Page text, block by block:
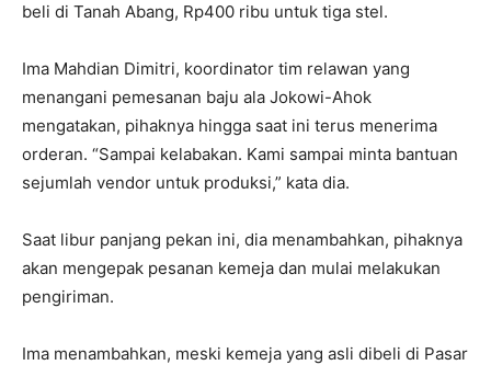
beli di Tanah Abang, Rp400 ribu untuk tiga stel.
Ima Mahdian Dimitri, koordinator tim relawan yang
menangani pemesanan baju ala Jokowi-Ahok
mengatakan, pihaknya hingga saat ini terus menerima
orderan. “Sampai kelabakan. Kami sampai minta bantuan
sejumlah vendor untuk produksi,” kata dia.
Saat libur panjang pekan ini, dia menambahkan, pihaknya
akan mengepak pesanan kemeja dan mulai melakukan
pengiriman.
Ima menambahkan, meski kemeja yang asli dibeli di Pasar